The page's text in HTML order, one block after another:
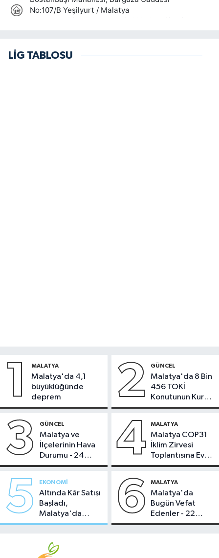
LİG TABLOSU
1 MALATYA
Malatya'da 4,1
büyüklüğünde
deprem
2 GÜNCEL
Malatya'da 8 Bin
456 TOKİ
Konutunun Kurası
Bugün Çekiliyor
3 GÜNCEL
Malatya ve
İlçelerinin Hava
Durumu - 24
Temmuz 2026
4 MALATYA
Malatya COP31
İklim Zirvesi
Toplantısına Ev
Sahipliği Yaptı
5 EKONOMI
Altında Kâr Satışı
Başladı,
Malatya'da
Makas Ne
6 MALATYA
Malatya'da
Bugün Vefat
Edenler - 22
Temmuz 2026